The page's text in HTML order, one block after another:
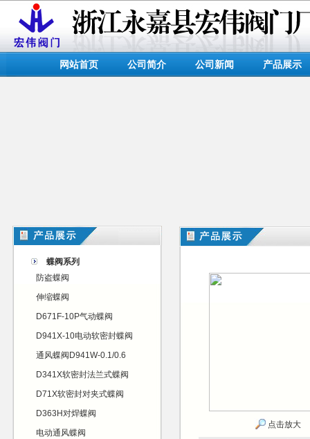
网站首页 公司简介 公司新闻 产品展示
蝶阀系列
防盗蝶阀
伸缩蝶阀
D671F-10P气动蝶阀
D941X-10电动软密封蝶阀
通风蝶阀D941W-0.1/0.6
D341X软密封法兰式蝶阀
D71X软密封对夹式蝶阀
D363H对焊蝶阀
电动通风蝶阀
点击放大